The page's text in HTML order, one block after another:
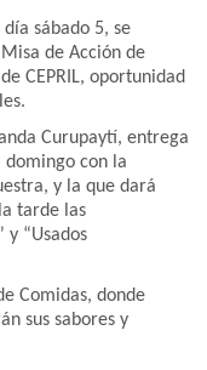
sábado 5, se
de Acción de
CEPRIL, oportunidad
Curupaytí, entrega
con la
y la que dará
tarde las
y “Usados
Comidas, donde
sus sabores y